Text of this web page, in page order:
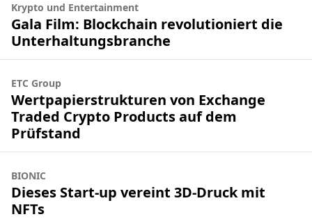
Krypto und Entertainment
Gala Film: Blockchain revolutioniert die
Unterhaltungsbranche
ETC Group
Wertpapierstrukturen von Exchange
Traded Crypto Products auf dem
Prüfstand
BIONIC
Dieses Start-up vereint 3D-Druck mit
NFTs